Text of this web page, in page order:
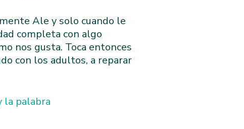
Ale y solo cuando le
completa con algo
nos gusta. Toca entonces
con los adultos, a reparar
la palabra